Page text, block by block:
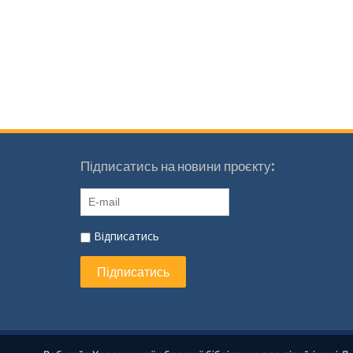
Підписатись на новини проєкту:
Відписатись